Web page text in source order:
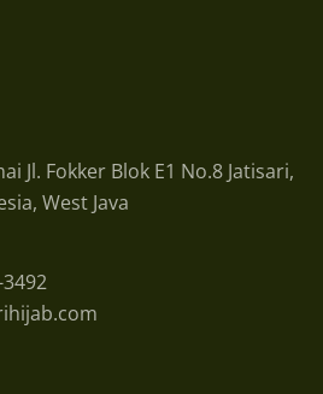
Jl. Fokker Blok E1 No.8 Jatisari,
West Java